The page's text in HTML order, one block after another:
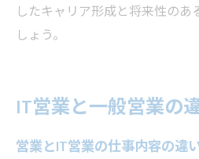
したキャリア形成と将来性の
しょう。
IT営業と一般営業の
営業とIT営業の仕事内容の違